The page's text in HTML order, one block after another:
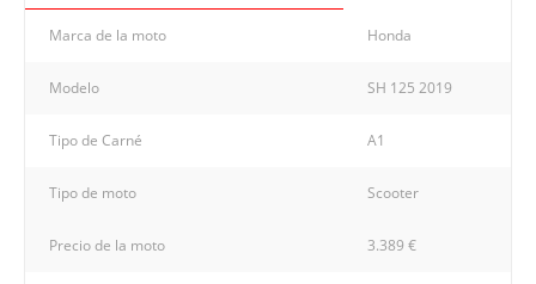
Marca de la moto Honda
Modelo SH 125 2019
Tipo de Carné A1
Tipo de moto Scooter
Precio de la moto 3.389 €